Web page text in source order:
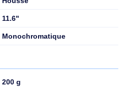
11.6"
Monochromatique
200 g